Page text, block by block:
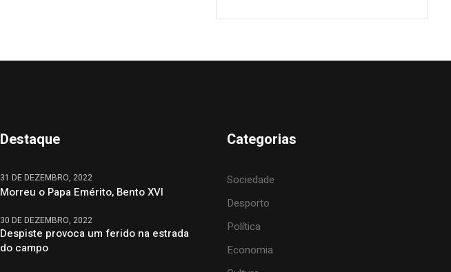
Destaque
31 DE DEZEMBRO, 2022
Morreu o Papa Emérito, Bento XVI
30 DE DEZEMBRO, 2022
Despiste provoca um ferido na estrada
do campo
Categorias
Sociedade
Desporto
Política
Economia